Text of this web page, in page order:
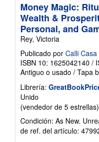
Money Magic:
Wealth &
Personal, and
Rey, Victoria
Publicado por Calli
ISBN 10: 1625042140 /
Antiguo o usado / Tapa
Librería:
Unido
(vendedor de 5 estrellas)
Condición: As New.
de ref. del artículo: